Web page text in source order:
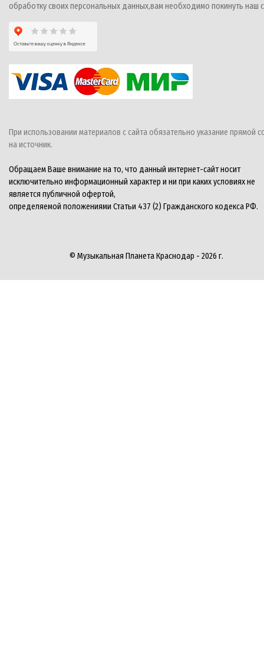
обработку своих персональных данных,вам необходимо покинуть наш
При использовании материалов с сайта обязательно указание прямой
на источник.
Обращаем Ваше внимание на то, что данный интернет-сайт носит
исключительно информационный характер и ни при каких условиях не
является публичной офертой,
определяемой положениями Статьи 437 (2) Гражданского кодекса РФ.
© Музыкальная Планета Краснодар - 2026 г.